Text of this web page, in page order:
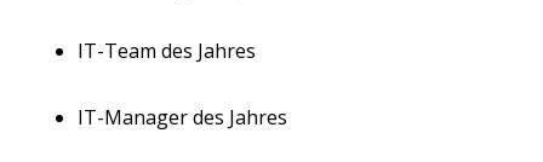
IT-Team des Jahres
IT-Manager des Jahres